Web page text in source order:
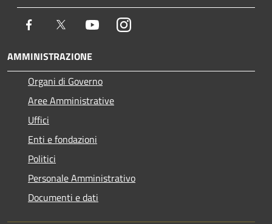
Facebook Twitter YoutubeInstagram
AMMINISTRAZIONE
Organi di Governo
Aree Amministrative
Uffici
Enti e fondazioni
Politici
Personale Amministrativo
Documenti e dati